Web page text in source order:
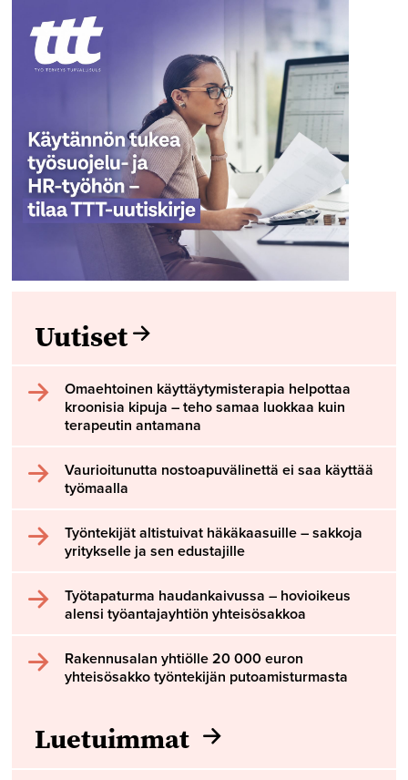
Uutiset
Omaehtoinen käyttäytymisterapia helpottaa
kroonisia kipuja – teho samaa luokkaa kuin
terapeutin antamana
Vaurioitunutta nostoapuvälinettä ei saa käyttää
työmaalla
Työntekijät altistuivat häkäkaasuille – sakkoja
yritykselle ja sen edustajille
Työtapaturma haudankaivussa – hovioikeus
alensi työantajayhtiön yhteisösakkoa
Rakennusalan yhtiölle 20 000 euron
yhteisösakko työntekijän putoamisturmasta
Luetuimmat